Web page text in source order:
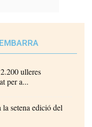
ulleres
per a...
setena edició del